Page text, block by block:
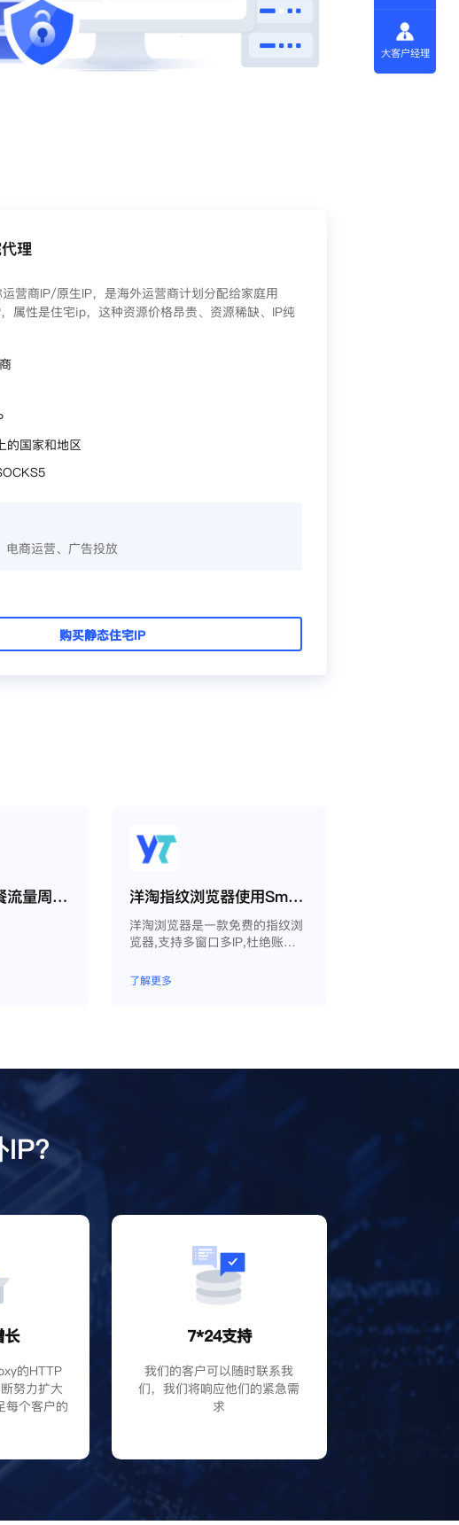
理
营商IP/原生IP，是海外运营商计划分配给家庭用
属性是住宅ip，这种资源价格昂贵、资源稀缺、IP纯
的国家和地区
电商运营、广告投放
购买静态住宅IP
SmartProxy套餐流量周期如何运作？ 洋淘指纹浏览器使用Smartproxy教程
洋淘浏览器是一款免费的指纹浏
览器,支持多窗口多IP,杜绝账户
了解更多
？
长
的HTTP
努力扩大
每个客户的
7*24支持
我们的客户可以随时联系我
们，我们将响应他们的紧急需
求
大客户经理